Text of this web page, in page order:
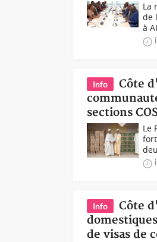
La
de
à
Info
Côte
sections
Le
Info
Côte
de visas de